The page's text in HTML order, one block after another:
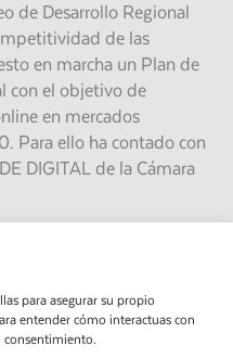
de Desarrollo Regional
de las
en marcha un Plan de
con el objetivo de
en mercados
Para ello ha contado con
DIGITAL de la Cámara
Servicios
para asegurar su propio
entender cómo interactuas con
consentimiento.